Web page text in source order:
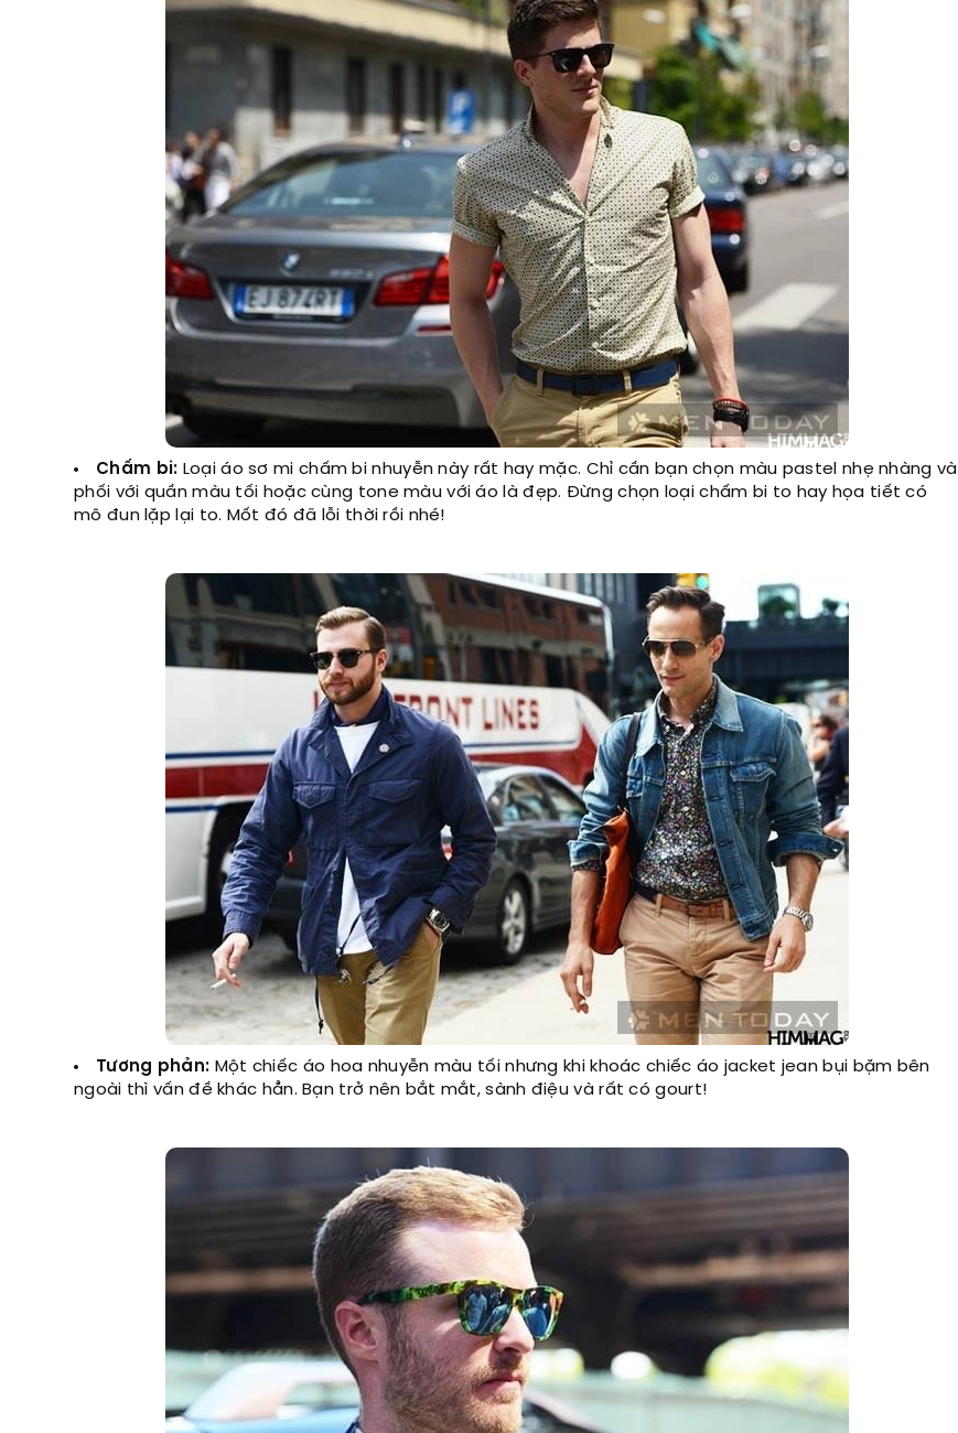
Chấm bi: Loại áo sơ mi chấm bi nhuyễn này rất hay mặc. Chỉ cần bạn chọn màu pastel nhẹ nhàng và
phối với quần màu tối hoặc cùng tone màu với áo là đẹp. Đừng chọn loại chấm bi to hay họa tiết có
mô đun lặp lại to. Mốt đó đã lỗi thời rồi nhé!
Tương phản: Một chiếc áo hoa nhuyễn màu tối nhưng khi khoác chiếc áo jacket jean bụi bặm bên
ngoài thì vấn đề khác hẳn. Bạn trở nên bắt mắt, sành điệu và rất có gourt!